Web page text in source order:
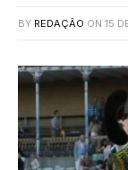
BY REDAÇÃO ON 15